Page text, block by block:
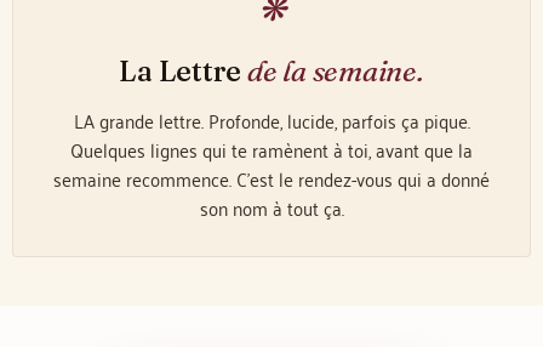
La Lettre de la semaine.
LA grande lettre. Profonde, lucide, parfois ça pique.
Quelques lignes qui te ramènent à toi, avant que la
semaine recommence. C'est le rendez-vous qui a donné
son nom à tout ça.